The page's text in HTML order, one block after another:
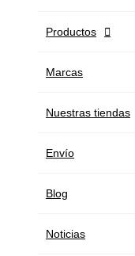
Productos 
Marcas
Nuestras tiendas
Envío
Blog
Noticias